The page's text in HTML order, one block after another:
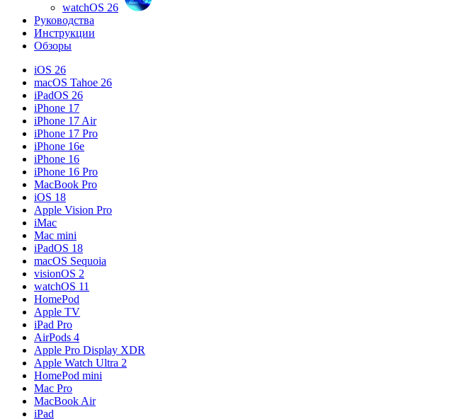
watchOS 26
Руководства
Инструкции
Обзоры
iOS 26
macOS Tahoe 26
iPadOS 26
iPhone 17
iPhone 17 Air
iPhone 17 Pro
iPhone 16e
iPhone 16
iPhone 16 Pro
MacBook Pro
iOS 18
Apple Vision Pro
iMac
Mac mini
iPadOS 18
macOS Sequoia
visionOS 2
watchOS 11
HomePod
Apple TV
iPad Pro
AirPods 4
Apple Pro Display XDR
Apple Watch Ultra 2
HomePod mini
Mac Pro
MacBook Air
iPad